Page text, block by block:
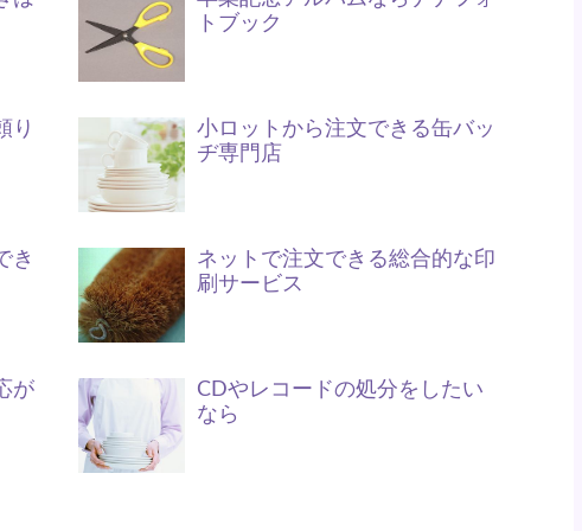
トブック
り
小ロットから注文できる缶バッ
ヂ専門店
き
ネットで注文できる総合的な印
刷サービス
が
CDやレコードの処分をしたい
なら